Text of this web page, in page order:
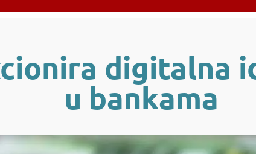
digitalna
u bankama